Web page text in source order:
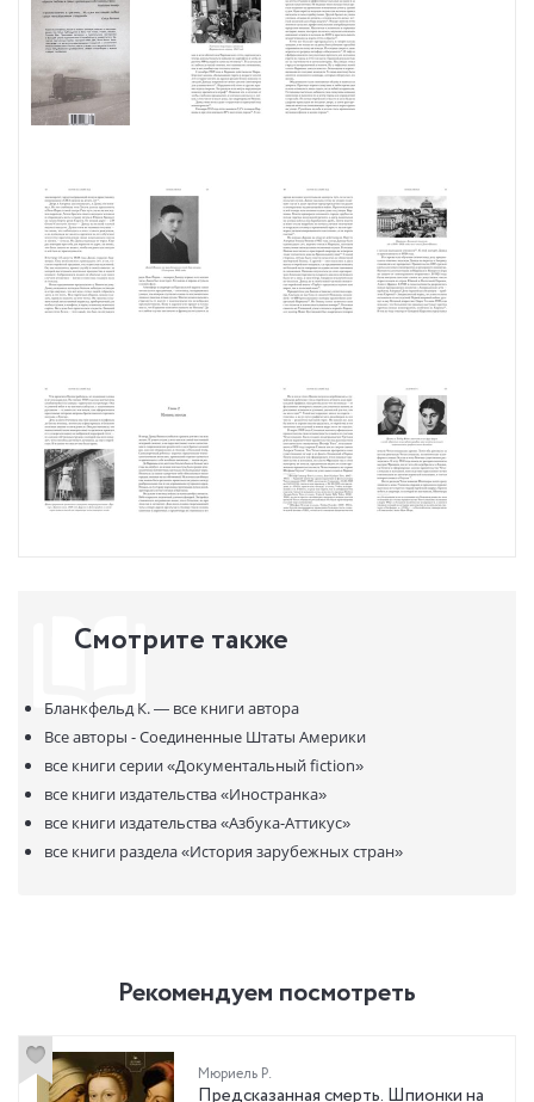
Смотрите также
Бланкфельд К. — все книги автора
Все авторы - Соединенные Штаты Америки
все книги серии«Документальный fiction»
все книги издательства«Иностранка»
все книги издательства«Азбука-Аттикус»
все книги раздела«История зарубежных стран»
Рекомендуем посмотреть
Мюриель Р.
Предсказанная смерть. Шпионки на